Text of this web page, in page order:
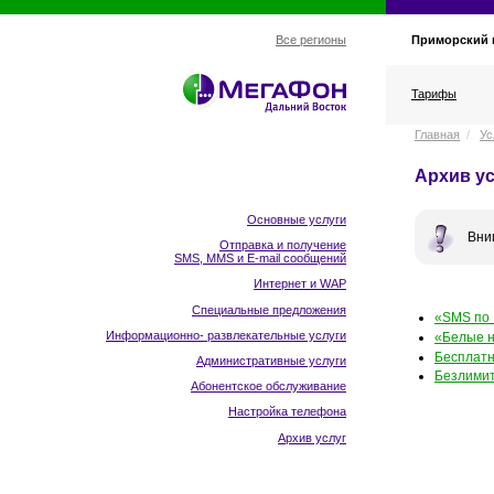
Все регионы Приморский
Тарифы
Основные услуги
Отправка и получение
SMS, MMS и E-mail сообщений
Интернет и WAP
Специальные предложения
Информационно- развлекательные услуги
Административные услуги
Абонентское обслуживание
Настройка телефона
Архив услуг
Главная /
Архив
«SMS по
«Белые